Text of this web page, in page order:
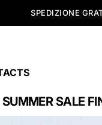
SPEDIZIONE
SUMMER SALE